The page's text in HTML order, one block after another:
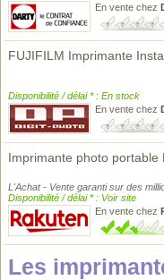
En vente chez
FUJIFILM Imprimante
Disponibilité / délai * : En stock
En vente chez
Imprimante photo portable
L'Achat - Vente garanti sur des
Disponibilité / délai * : Voir site
En vente chez
Les